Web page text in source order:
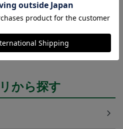
すべてのグッズをチェックしたい
覧はこちら！
から探す